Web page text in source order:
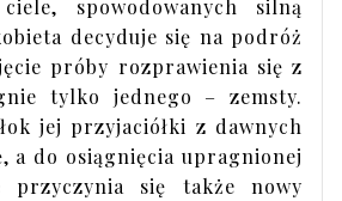
spowodowanych silną
decyduje się na podróż
próby rozprawienia się z
tylko jednego – zemsty.
jej przyjaciółki z dawnych
a do osiągnięcia upragnionej
przyczynia się także nowy